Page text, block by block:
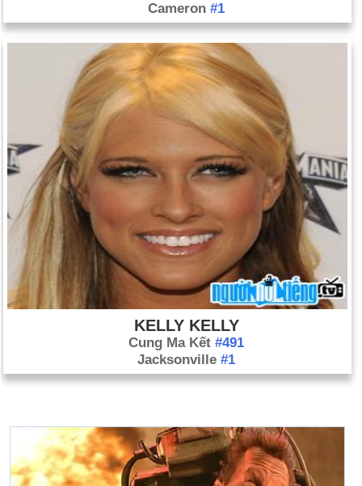
Cameron #1
KELLY KELLY
Cung Ma Kết #491
Jacksonville #1